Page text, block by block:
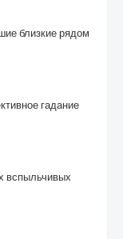
близкие рядом
гадание
вспыльчивых